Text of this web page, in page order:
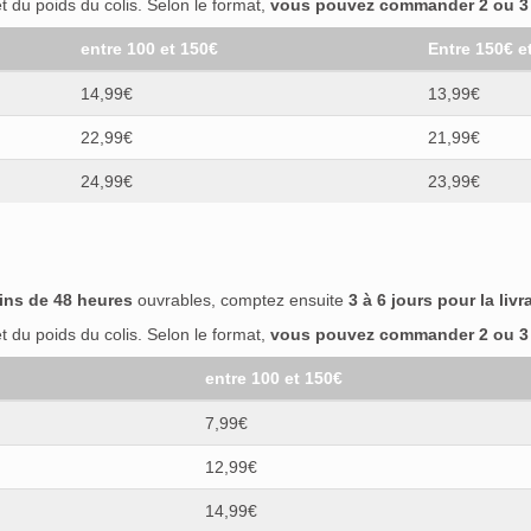
poids du colis. Selon le format, vous pouvez commander 2 ou
entre 100 et 150€ Entre 150€
14,99€ 13,99€
22,99€ 21,99€
24,99€ 23,99€
de 48 heures ouvrables, comptez ensuite 3 à 6 jours pour la
poids du colis. Selon le format, vous pouvez commander 2 ou
entre 100 et 150€
7,99€
12,99€
14,99€